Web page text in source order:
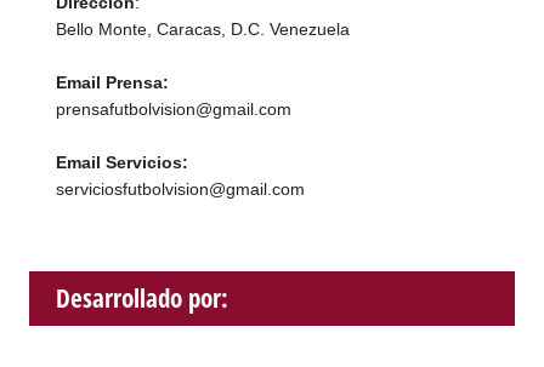
Bello Monte, Caracas, D.C. Venezuela
Email Prensa:
prensafutbolvision@gmail.com
Email Servicios:
serviciosfutbolvision@gmail.com
Desarrollado por: